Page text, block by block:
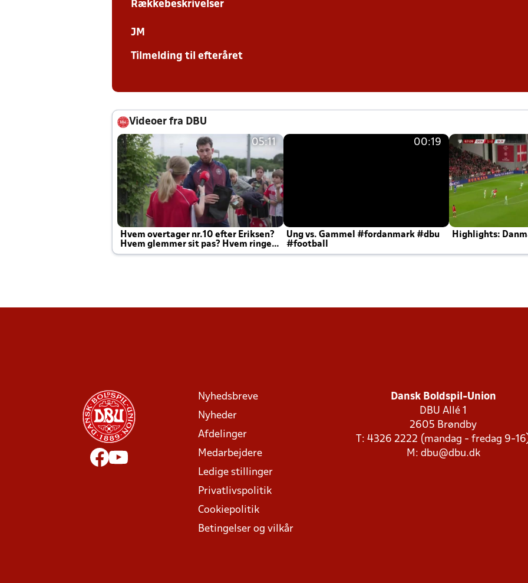
Rækkebeskrivelser
JM
Tilmelding til efteråret
Videoer fra DBU
05:11
Hvem overtager nr.10 efter Eriksen?
Hvem glemmer sit pas? Hvem ringer
Joachim altid til efter kampe?
00:19
Ung vs. Gammel #fordanmark #dbu
#football
Highlights:
Nyhedsbreve
Nyheder
Afdelinger
Medarbejdere
Ledige stillinger
Privatlivspolitik
Cookiepolitik
Betingelser og vilkår
Dansk Boldspil-Union
DBU Allé 1
2605 Brøndby
T: 4326 2222 (mandag - fredag 9-
M: dbu@dbu.dk